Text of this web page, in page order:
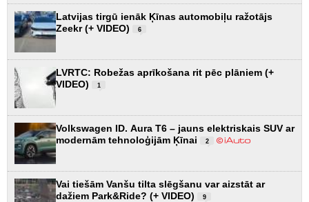
Latvijas tirgū ienāk Ķīnas automobiļu ražotājs
Zeekr (+ VIDEO)
6
LVRTC: Robežas aprīkošana rit pēc plāniem (+
VIDEO)
1
Volkswagen ID. Aura T6 – jauns elektriskais SUV ar
modernām tehnoloģijām Ķīnai
2
Vai tiešām Vanšu tilta slēgšanu var aizstāt ar
dažiem Park&Ride? (+ VIDEO)
9